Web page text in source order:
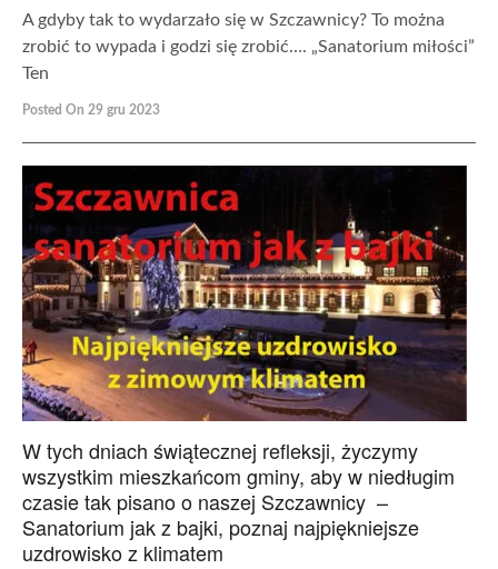
A gdyby tak to wydarzało się w Szczawnicy? To można
zrobić to wypada i godzi się zrobić…. „Sanatorium miłości”
Ten
Posted On 29 gru 2023
W tych dniach świątecznej refleksji, życzymy
wszystkim mieszkańcom gminy, aby w niedługim
czasie tak pisano o naszej Szczawnicy –
Sanatorium jak z bajki, poznaj najpiękniejsze
uzdrowisko z klimatem